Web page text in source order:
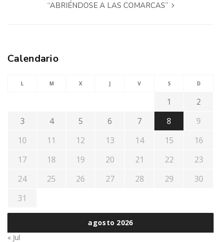
“ABRIÉNDOSE A LAS COMARCAS”
Calendario
agosto 2026
L M X J V S D
1
2
3
4 5 6 7 8
9
10
11 12 13 14 15
16
17
18 19 20 21 22
23
24
25 26 27 28 29
30
31
« Jul